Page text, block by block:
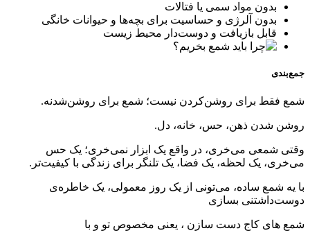
بدون مواد سمی یا فتالات
بدون آلرژی و حساسیت برای بچه‌ها و حیوانات خانگی
قابل بازیافت و دوست‌دار محیط زیست
جمع‌بندی
شمع فقط برای روشن‌کردن نیست؛ شمع برای روشن‌شدنه.
روشن شدن ذهن، حس، خانه، دل.
وقتی شمعی می‌خری، در واقع یک ابزار نمی‌خری؛ یک حس
می‌خری، یک لحظه، یک فضا، یک تلنگر برای زندگی با کیفیت‌تر.
با یه شمع ساده، می‌تونی از یک روز معمولی، یک خاطره‌ی
دوست‌داشتنی بسازی
شمع های کاج دست سازن ، یعنی مخصوص تو و با